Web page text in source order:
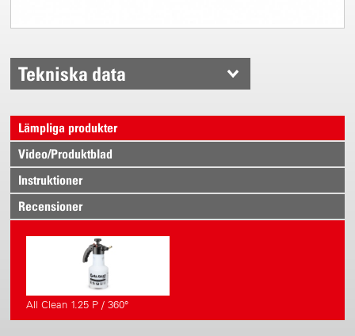
Tekniska data
Lämpliga produkter
Video/Produktblad
Instruktioner
Recensioner
All Clean 1.25 P / 360°